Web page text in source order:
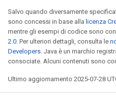
Salvo quando diversamente
sono concessi in base alla licenza
mentre gli esempi di codice sono
2.0. Per ulteriori dettagli, consulta le
Developers. Java è un marchio
consociate. Alcuni contenuti sono
Ultimo aggiornamento 2025-07-28